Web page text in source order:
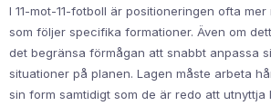
I 11-mot-11-fotboll är positioneringen ofta
som följer specifika formationer. Även om
det begränsa förmågan att snabbt anpassa
situationer på planen. Lagen måste arbeta
sin form samtidigt som de är redo att utnyttja